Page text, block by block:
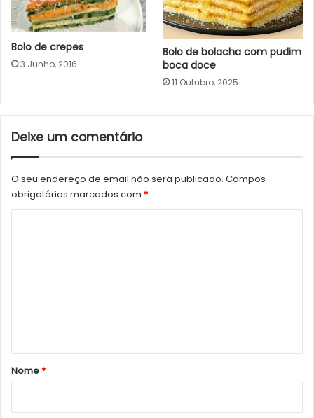
Bolo de crepes
3 Junho, 2016
Bolo de bolacha com pudim
boca doce
11 Outubro, 2025
Deixe um comentário
O seu endereço de email não será publicado. Campos
obrigatórios marcados com *
r
Nome*